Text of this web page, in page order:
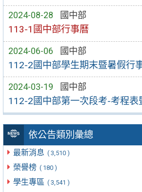
2024-08-28 國中部
113-1國中部行事曆
2024-06-06 國中部
112-2國中部學生期末暨暑假行
2024-03-19 國中部
112-2國中部第一次段考-考程表
依公告類別彙總
最新消息 ( 3,510 )
榮譽榜 ( 180 )
學生專區 ( 3,541 )